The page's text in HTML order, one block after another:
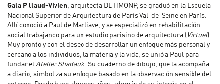
Gala Pillaud-Vivien, arquitecta DE HMONP, se graduó en la Escuela
Nacional Superior de Arquitectura de París Val-de-Seine en París.
Allí conoció a Paul de Marliave, y se especializó en rehabilitación
social trabajando para un estudio parisino de arquitectura ( Virtuel).
Muy pronto y con el deseo de desarrollar un enfoque más personal y
cercano a los individuos, la materia y la vida, se unió a Paul para
fundar el Atelier Shadauk. Su cuaderno de dibujo, que la acompaña
a diario, simboliza su enfoque basado en la observación sensible del